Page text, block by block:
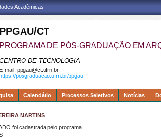
Acadêmicas
PPGAU/CT
PROGRAMA DE PÓS-GRADUAÇÃO EM
CENTRO DE TECNOLOGIA
E-mail: ppgau@ct.ufrn.br
https://posgraduacao.ufrn.br/ppgau
Calendário Processos Seletivos Notícias
MARTINS
foi cadastrada pelo programa.